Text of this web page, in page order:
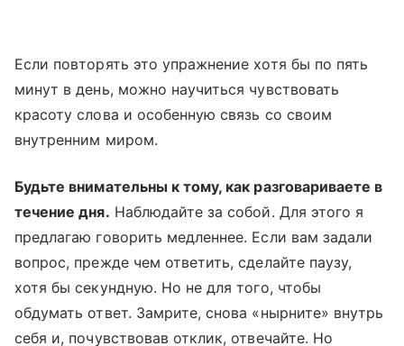
Если повторять это упражнение хотя бы по пять
минут в день, можно научиться чувствовать
красоту слова и особенную связь со своим
внутренним миром.
Будьте внимательны к тому, как разговариваете в
течение дня. Наблюдайте за собой. Для этого я
предлагаю говорить медленнее. Если вам задали
вопрос, прежде чем ответить, сделайте паузу,
хотя бы секундную. Но не для того, чтобы
обдумать ответ. Замрите, снова «нырните» внутрь
себя и, почувствовав отклик, отвечайте. Но